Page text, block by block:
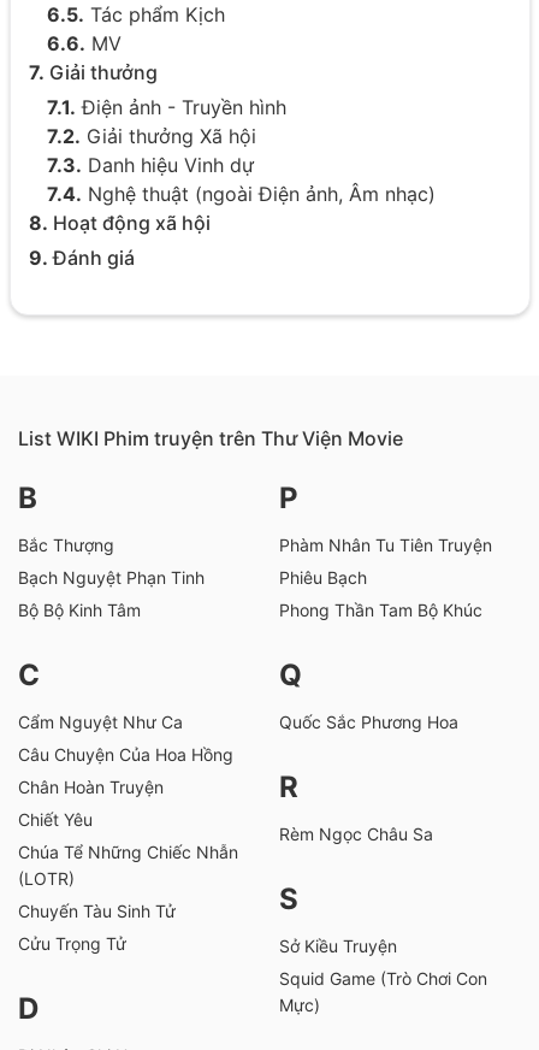
6.5. Tác phẩm Kịch
6.6. MV
7. Giải thưởng
7.1. Điện ảnh - Truyền hình
7.2. Giải thưởng Xã hội
7.3. Danh hiệu Vinh dự
7.4. Nghệ thuật (ngoài Điện ảnh, Âm nhạc)
8. Hoạt động xã hội
9. Đánh giá
List WIKI Phim truyện trên Thư Viện Movie
B
Bắc Thượng
Bạch Nguyệt Phạn Tinh
Bộ Bộ Kinh Tâm
C
Cẩm Nguyệt Như Ca
Câu Chuyện Của Hoa Hồng
Chân Hoàn Truyện
Chiết Yêu
Chúa Tể Những Chiếc Nhẫn
(LOTR)
Chuyến Tàu Sinh Tử
Cửu Trọng Tử
D
P
Phàm Nhân Tu Tiên Truyện
Phiêu Bạch
Phong Thần Tam Bộ Khúc
Q
Quốc Sắc Phương Hoa
R
Rèm Ngọc Châu Sa
S
Sở Kiều Truyện
Squid Game (Trò Chơi Con
Mực)